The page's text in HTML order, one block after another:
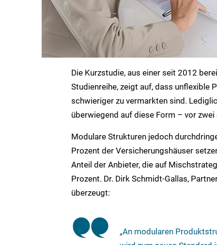
Die Kurzstudie, aus einer seit 2012
Studienreihe, zeigt auf, dass unflexible
schwieriger zu vermarkten sind.
überwiegend auf diese Form – vor
Modulare Strukturen jedoch
Prozent der Versicherungshäuser
Anteil der Anbieter, die auf
Prozent. Dr. Dirk Schmidt-Gallas,
überzeugt:
„An modularen